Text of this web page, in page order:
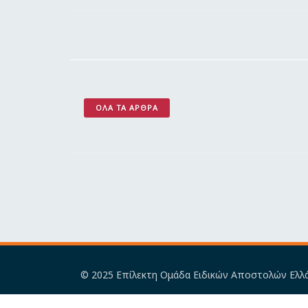
ΌΛΑ ΤΑ ΆΡΘΡΑ
© 2025 Επίλεκτη Ομάδα Ειδικών Αποστολών